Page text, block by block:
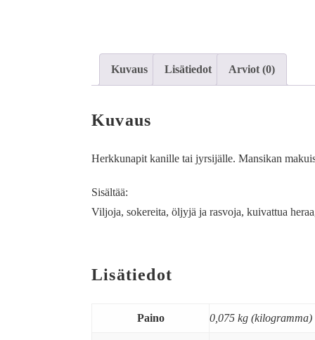
Kuvaus Lisätiedot Arviot (0)
Kuvaus
Herkkunapit kanille tai jyrsijälle. Mansikan
Sisältää:
Viljoja, sokereita, öljyjä ja rasvoja, kuivattua
Lisätiedot
Paino 0,075 kg (kilogramma)